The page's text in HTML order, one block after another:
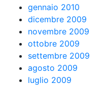
gennaio 2010
dicembre 2009
novembre 2009
ottobre 2009
settembre 2009
agosto 2009
luglio 2009